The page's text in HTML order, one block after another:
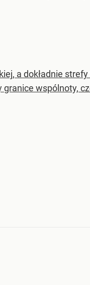
a dokładnie
wspólnoty,